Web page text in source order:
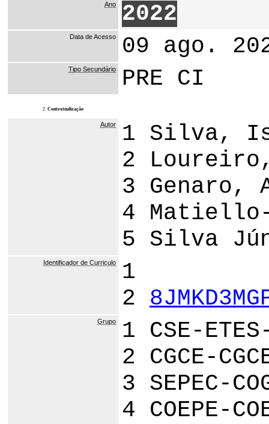
Ano 2022
Data de Acesso 09 ago.
Tipo Secundário PRE CI
2. Contextualização
Autor
1 Silva,
2
3 Genaro,
4
5 Silva
Identificador de Curriculo
1
2
Grupo
1 CSE-
2 CGCE-
3 SEPEC-
4 COEPE-